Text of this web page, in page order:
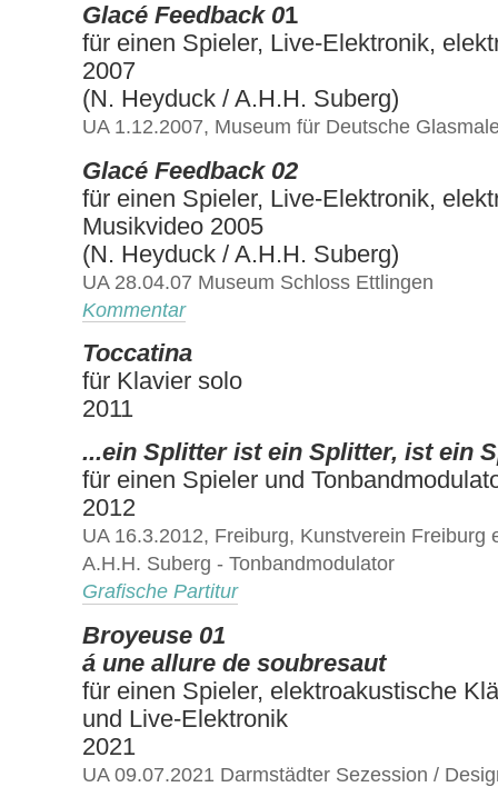
Glacé Feedback 01
für einen Spieler, Live-Elektronik,
2007
(N. Heyduck / A.H.H. Suberg)
UA 1.12.2007, Museum für Deutsche
Glacé Feedback 02
für einen Spieler, Live-Elektronik,
Musikvideo 2005
(N. Heyduck / A.H.H. Suberg)
UA 28.04.07 Museum Schloss Ettlingen
Kommentar
Toccatina
für Klavier solo
2011
...ein Splitter ist ein Splitter, ist ein
für einen Spieler und
2012
UA 16.3.2012, Freiburg, Kunstverein Freiburg
A.H.H. Suberg - Tonbandmodulator
Grafische Partitur
Broyeuse 01
á une allure de soubresaut
für einen Spieler, elektroakustische
und Live-Elektronik
2021
UA 09.07.2021 Darmstädter Sezession /